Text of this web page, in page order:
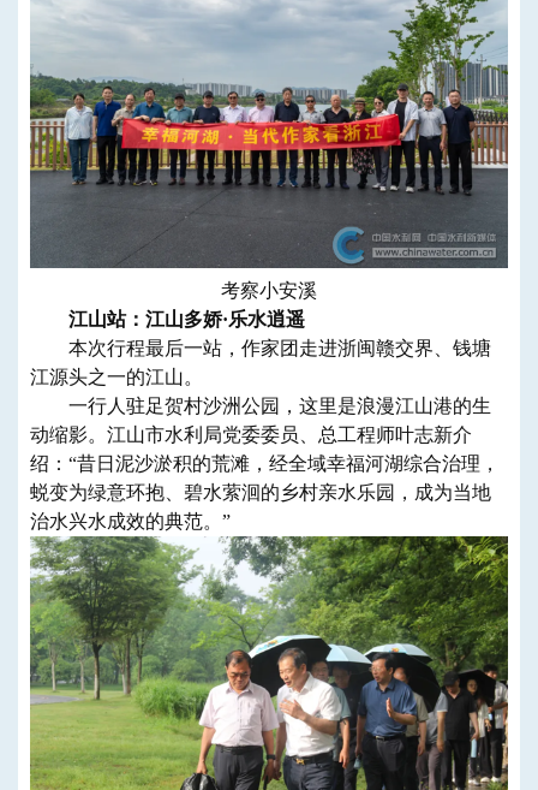
考察小安溪
江山站：江山多娇·乐水逍遥
本次行程最后一站，作家团走进浙闽赣交界、钱塘
江源头之一的江山。
一行人驻足贺村沙洲公园，这里是浪漫江山港的生
动缩影。江山市水利局党委委员、总工程师叶志新介
绍：“昔日泥沙淤积的荒滩，经全域幸福河湖综合治理，
蜕变为绿意环抱、碧水萦洄的乡村亲水乐园，成为当地
治水兴水成效的典范。”